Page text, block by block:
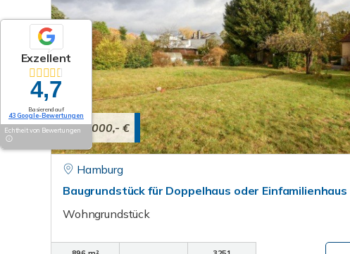
340.000,- €
Hamburg
Baugrundstück für Doppelhaus oder Einfamilienhaus
Wohngrundstück
Exzellent
4,7
Basierend auf
43 Google-Bewertungen
Echtheit von Bewertungen